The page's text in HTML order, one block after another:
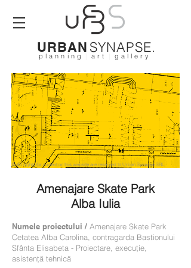
URBAN SYNAPSE.
p l a n n i n g a r t g a l l e r y
Numele proiectului / Amenajare Skate Park
Cetatea Alba Carolina, contragarda Bastionului
Sfânta Elisabeta - Proiectare, execuție,
asistență tehnică
Amenajare Skate Park
Alba Iulia
© All rights for content on this website are reserved to Urban Synapse SRL